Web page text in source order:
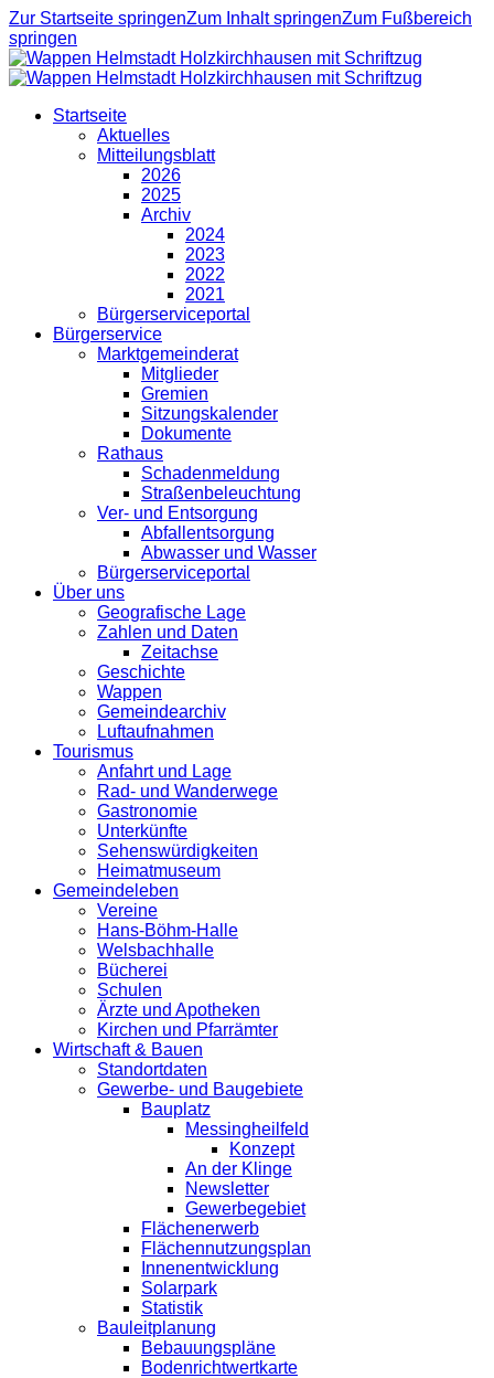
Zur Startseite springenZum Inhalt springenZum Fußbereich
springen
Startseite
Aktuelles
Mitteilungsblatt
2026
2025
Archiv
2024
2023
2022
2021
Bürgerserviceportal
Bürgerservice
Marktgemeinderat
Mitglieder
Gremien
Sitzungskalender
Dokumente
Rathaus
Schadenmeldung
Straßenbeleuchtung
Ver- und Entsorgung
Abfallentsorgung
Abwasser und Wasser
Bürgerserviceportal
Über uns
Geografische Lage
Zahlen und Daten
Zeitachse
Geschichte
Wappen
Gemeindearchiv
Luftaufnahmen
Tourismus
Anfahrt und Lage
Rad- und Wanderwege
Gastronomie
Unterkünfte
Sehenswürdigkeiten
Heimatmuseum
Gemeindeleben
Vereine
Hans-Böhm-Halle
Welsbachhalle
Bücherei
Schulen
Ärzte und Apotheken
Kirchen und Pfarrämter
Wirtschaft & Bauen
Standortdaten
Gewerbe- und Baugebiete
Bauplatz
Messingheilfeld
Konzept
An der Klinge
Newsletter
Gewerbegebiet
Flächenerwerb
Flächennutzungsplan
Innenentwicklung
Solarpark
Statistik
Bauleitplanung
Bebauungspläne
Bodenrichtwertkarte